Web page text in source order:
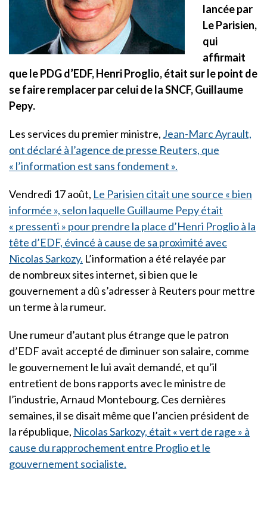
lancée par
Le Parisien,
qui
affirmait
que le PDG d’EDF, Henri Proglio, était sur le point de
se faire remplacer par celui de la SNCF, Guillaume
Pepy.
Les services du premier ministre, Jean-Marc Ayrault,
ont déclaré à l’agence de presse Reuters, que
« l’information est sans fondement ».
Vendredi 17 août, Le Parisien citait une source « bien
informée », selon laquelle Guillaume Pepy était
« pressenti » pour prendre la place d’Henri Proglio à la
tête d’EDF, évincé à cause de sa proximité avec
Nicolas Sarkozy. L’information a été relayée par
de nombreux sites internet, si bien que le
gouvernement a dû s’adresser à Reuters pour mettre
un terme à la rumeur.
Une rumeur d’autant plus étrange que le patron
d’EDF avait accepté de diminuer son salaire, comme
le gouvernement le lui avait demandé, et qu’il
entretient de bons rapports avec le ministre de
l’industrie, Arnaud Montebourg. Ces dernières
semaines, il se disait même que l’ancien président de
la république, Nicolas Sarkozy, était « vert de rage » à
cause du rapprochement entre Proglio et le
gouvernement socialiste.